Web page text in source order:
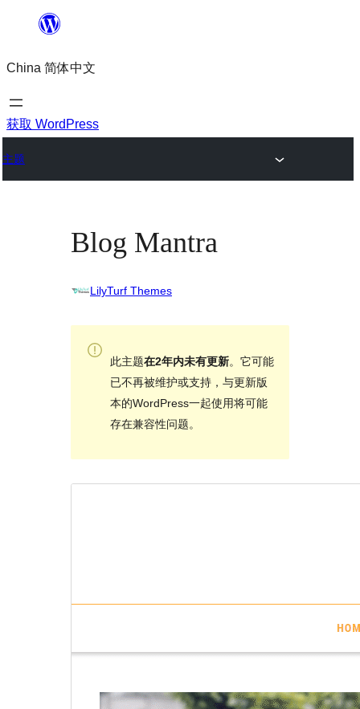
内
容
China 简体中文
获取 WordPress
主题
Blog Mantra
LilyTurf Themes
此主题在2年内未有更新。它可能
已不再被维护或支持，与更新版
本的WordPress一起使用将可能
存在兼容性问题。